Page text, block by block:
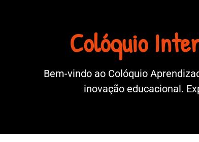
Colóquio
Bem-vindo ao Colóquio
inovação educacional.